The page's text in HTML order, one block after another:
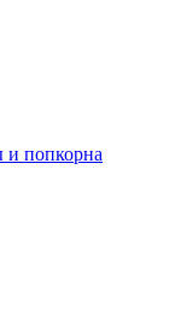
и попкорна